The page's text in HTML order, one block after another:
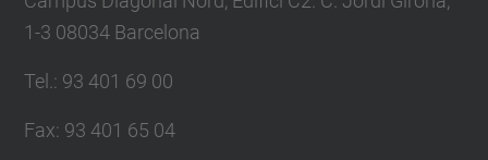
1-3 08034 Barcelona
Tel. : 93 401 69 00
Fax: 93 401 65 04